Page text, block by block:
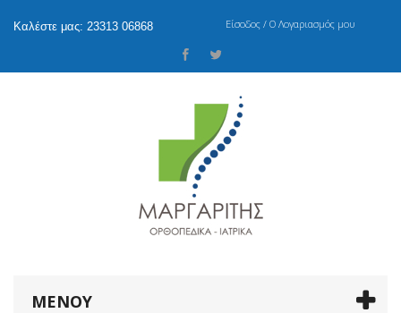
Είσοδος / Ο Λογαριασμός μου
Καλέστε μας: 23313 06868
ΜΕΝΟΎ